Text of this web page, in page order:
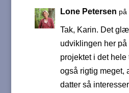
Lone Petersen på
Tak, Karin. Det
udviklingen her
projektet i det
også rigtig meget,
datter så